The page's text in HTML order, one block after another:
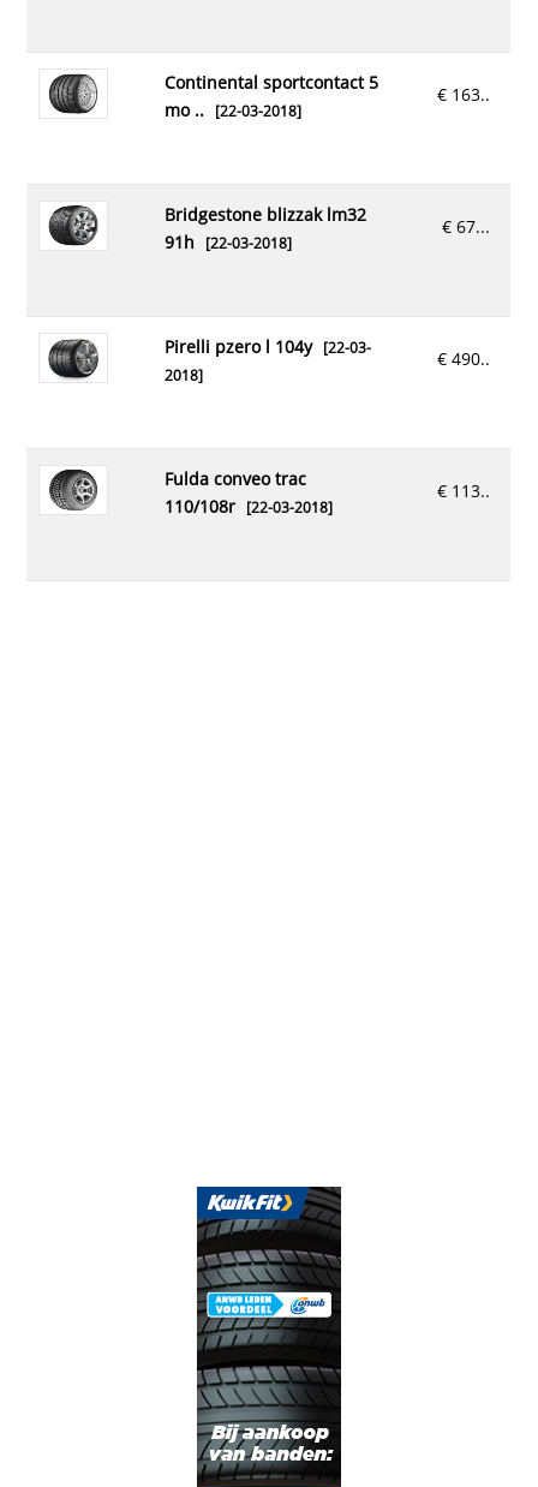
€ 163..
continental sportcontact 5
mo ..[22-03-2018]
€ 67...
bridgestone blizzak lm32
91h [22-03-2018]
€ 490..
pirelli pzero l 104y[22-03-
2018]
€ 113..
fulda conveo trac
110/108r[22-03-2018]